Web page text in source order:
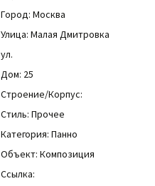
Город: Москва
Улица: Малая Дмитровка
ул.
Дом: 25
Строение/Корпус:
Стиль: Прочее
Категория: Панно
Объект: Композиция
Ссылка: